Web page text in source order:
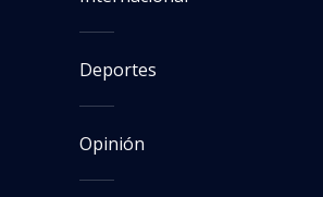
Deportes
Opinión